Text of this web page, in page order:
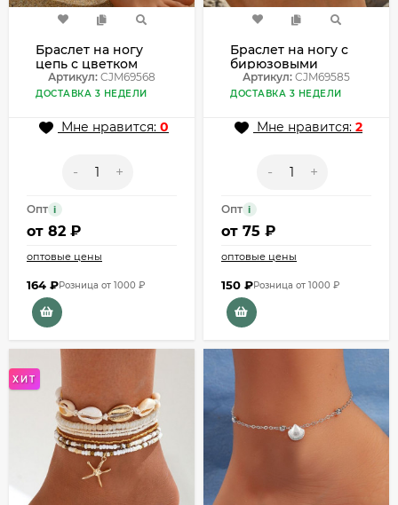
Браслет на ногу
цепь с цветком
CJM69568
Артикул: CJM69568
ДОСТАВКА 3 НЕДЕЛИ
Мне нравится: 0
- +
Опт i
от 82 ₽
оптовые цены
164 ₽Розница от 1000 ₽
Браслет на ногу с
бирюзовыми
звездами CJM69585
Артикул: CJM69585
ДОСТАВКА 3 НЕДЕЛИ
Мне нравится: 2
- +
Опт i
от 75 ₽
оптовые цены
150 ₽Розница от 1000 ₽
ХИТ